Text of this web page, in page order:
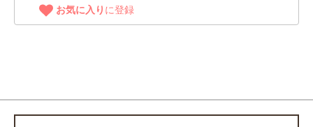
お気に入り に登録